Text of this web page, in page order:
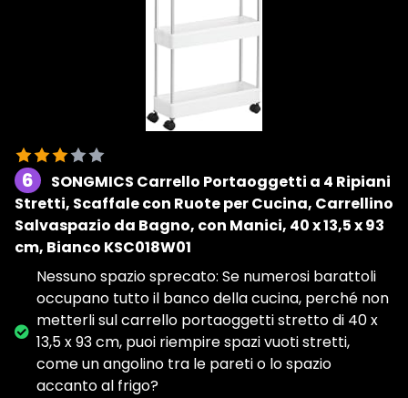
6
SONGMICS Carrello Portaoggetti a 4 Ripiani
Stretti, Scaffale con Ruote per Cucina, Carrellino
Salvaspazio da Bagno, con Manici, 40 x 13,5 x 93
cm, Bianco KSC018W01
Nessuno spazio sprecato: Se numerosi barattoli
occupano tutto il banco della cucina, perché non
metterli sul carrello portaoggetti stretto di 40 x
13,5 x 93 cm, puoi riempire spazi vuoti stretti,
come un angolino tra le pareti o lo spazio
accanto al frigo?